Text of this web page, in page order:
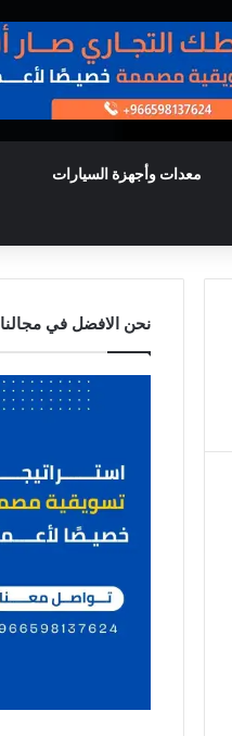
معدات وأجهزة السيارات
نحن الافضل في مجالنا